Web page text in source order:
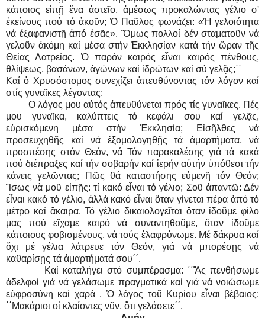
κάποιος εἰπῇ ἕνα ἀστεῖο, ἀμέσως προκαλώντας γέλιο σ'
ἐκείνους πού τό ἀκοῦν; Ὁ Παῦλος φωνάζει: «Ή γελοιότητα
νά έξαφανιστῇ ἀπό ἐσᾶς». Ὅμως πολλοί δέν σταματοῦν νά
γελοῦν ἀκόμη καί μέσα στήν Ἐκκλησίαν κατά τήν ὥραν τῆς
Θείας Λατρείας. Ὁ παρόν καιρός εἶναι καιρός πένθους,
θλίψεως, βασάνων, ἀγώνων καί ἰδρώτων καί σύ γελᾷς;΄΄
Καί ὁ Χρυσόστομος συνεχίζει ἀπευθύνοντας τόν λόγον καί
στίς γυναῖκες λέγοντας:
Ο λόγος μου αὐτός ἀπευθύνεται πρός τίς γυναῖκες. Πές
μου γυναῖκα, καλύπτεις τό κεφάλι σου καί γελᾷς,
εὑρισκόμενη μέσα στήν Ἐκκλησία; Εἰσῆλθες νά
προσευχηθῆς καί νά ἐξομολογηθῇς τά ἁμαρτήματα, νά
προσπέσης στόν Θεόν, νά Τόν παρακαλέσης γιά τά κακά
πού διέπραξες καί τήν σοβαρήν καί ἱερήν αὐτήν ὑπόθεσι τήν
κάνεις γελῶντας; Πῶς θά καταστήσης εὐμενῆ τόν Θεόν;
Ἴσως νὰ μοῦ εἰπῇς: τί κακό εἶναι τό γέλιο; Σοῦ ἀπαντῶ: Δέν
εἶναι κακό τό γέλιο, ἀλλά κακό εἶναι ὅταν γίνεται πέρα ἀπό τό
μέτρο καί ἄκαιρα. Τό γέλιο δικαιολογεῖται ὅταν ἰδοῦμε φίλο
μας πού εἴχαμε καιρό νά συναντηθοῦμε, ὅταν ίδοῦμε
κάποιους φοβισμένους, νά τούς ἐλαφρύνωμε. Μέ δάκρυα καί
ὄχι μέ γέλια λάτρευε τόν Θεόν, γιά νά μπορέσῃς νά
καθαρίσῃς τά ἁμαρτήματά σου΄΄.
Καί καταλήγει στό συμπέρασμα: ΄΄Ἄς πενθήσωμε
άδελφοί γιά νά γελάσωμε πραγματικά καί γιά νά νοιώσωμε
εὐφροσύνη καί χαρά . Ὁ λόγος τοῦ Κυρίου εἶναι βέβαιος:
΄΄Μακάριοι οἱ κλαίοντες νῦν, ὅτι γελάσετε΄΄.